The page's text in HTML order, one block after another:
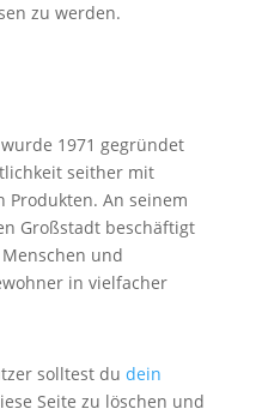
zu werden.
1971 gegründet
seither mit
An seinem
Großstadt beschäftigt
und
in vielfacher
solltest du dein
Seite zu löschen und